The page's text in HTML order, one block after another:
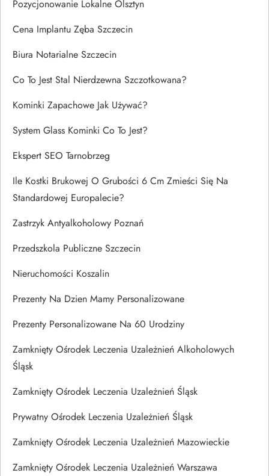
Pozycjonowanie Lokalne Olsztyn
Cena Implantu Zęba Szczecin
Biura Notarialne Szczecin
Co To Jest Stal Nierdzewna Szczotkowana?
Kominki Zapachowe Jak Używać?
System Glass Kominki Co To Jest?
Ekspert SEO Tarnobrzeg
Ile Kostki Brukowej O Grubości 6 Cm Zmieści Się Na
Standardowej Europalecie?
Zastrzyk Antyalkoholowy Poznań
Przedszkola Publiczne Szczecin
Nieruchomości Koszalin
Prezenty Na Dzien Mamy Personalizowane
Prezenty Personalizowane Na 60 Urodziny
Zamknięty Ośrodek Leczenia Uzależnień Alkoholowych
Śląsk
Zamknięty Ośrodek Leczenia Uzależnień Śląsk
Prywatny Ośrodek Leczenia Uzależnień Śląsk
Zamknięty Ośrodek Leczenia Uzależnień Mazowieckie
Zamknięty Ośrodek Leczenia Uzależnień Warszawa